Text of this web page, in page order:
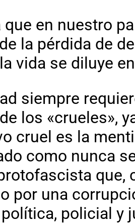
que en nuestro
la pérdida de
vida se diluye
siempre
los «crueles»,
cruel es la
como nunca
que,
por una
policial y